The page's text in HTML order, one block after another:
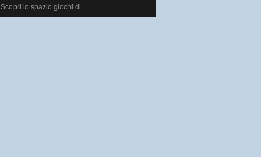
Scopri lo spazio giochi di